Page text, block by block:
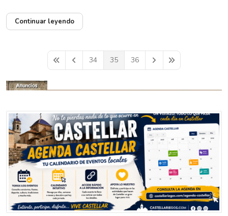
Continuar leyendo
First PagePrevious Page
34 35 36 Next PageLast Page